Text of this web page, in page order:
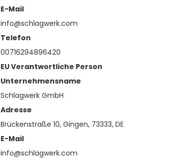
E-Mail
info@schlagwerk.com
Telefon
00716294896420
EU Verantwortliche Person
Unternehmensname
Schlagwerk GmbH
Adresse
Brückenstraße 10, Gingen, 73333, DE
E-Mail
info@schlagwerk.com